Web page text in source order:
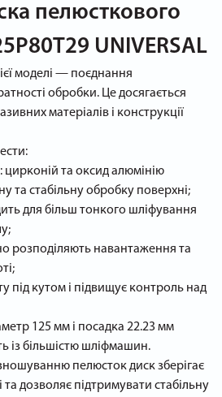
пелюсткового
UNIVERSAL
моделі — поєднання
обробки. Це досягається
матеріалів і конструкції
та оксид алюмінію
та стабільну обробку поверхні;
для більш тонкого шліфування
розподіляють навантаження та
під кутом і підвищує контроль над
125 мм і посадка 22.23 мм
із більшістю шліфмашин.
пелюсток диск зберігає
та дозволяє підтримувати стабільну